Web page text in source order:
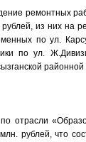
ремонтных
из них на
по ул.
по ул.
отрасли
рублей, что